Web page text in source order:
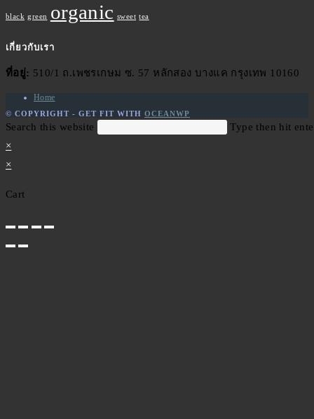
black green organic sweet tea
เกี่ยวกับเรา
ที่อยู่: 510/1 ถ.เพชรเกษม ซ. 57 หลักสอง บางแค กรุงเทพ 10160
Home
© COPYRIGHT - GET FIT WITH OCEANWP
Search this website
Type then hit
×
×
Cart